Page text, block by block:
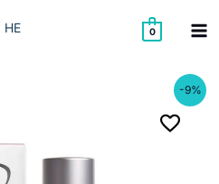
לתוכן
0
HE
-9%